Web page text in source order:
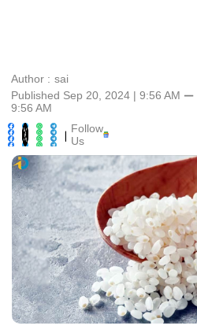
Author : sai
Published Sep 20, 2024 | 9:56 AM ⚊
9:56 AM
| Follow
Us